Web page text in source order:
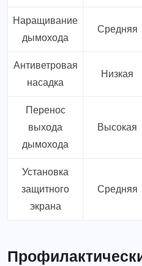
Наращивание
дымохода
Средняя
Антиветровая
насадка
Низкая
Перенос
выхода
дымохода
Высокая
Установка
защитного
экрана
Средняя